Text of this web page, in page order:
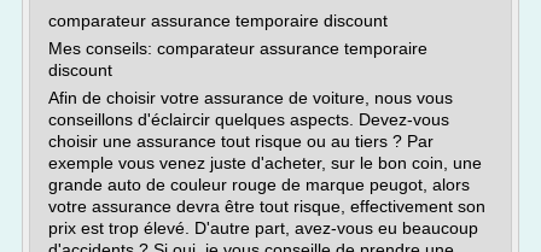
comparateur assurance temporaire discount
Mes conseils: comparateur assurance temporaire
discount
Afin de choisir votre assurance de voiture, nous vous
conseillons d'éclaircir quelques aspects. Devez-vous
choisir une assurance tout risque ou au tiers ? Par
exemple vous venez juste d'acheter, sur le bon coin, une
grande auto de couleur rouge de marque peugot, alors
votre assurance devra être tout risque, effectivement son
prix est trop élevé. D'autre part, avez-vous eu beaucoup